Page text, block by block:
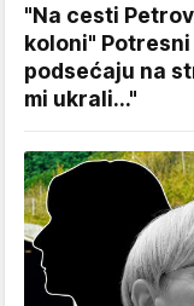
"Na cesti
koloni"
podsećaju na
mi ukrali..."